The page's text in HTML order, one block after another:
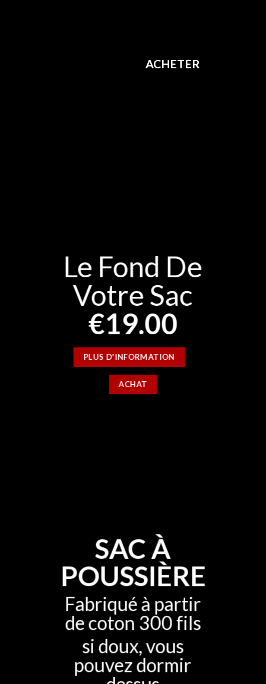
ACHETER
Le Fond De
Votre Sac
€19.00
PLUS D'INFORMATION
ACHAT
SAC À
POUSSIÈRE
Fabriqué à partir
de coton 300 fils
si doux, vous
pouvez dormir